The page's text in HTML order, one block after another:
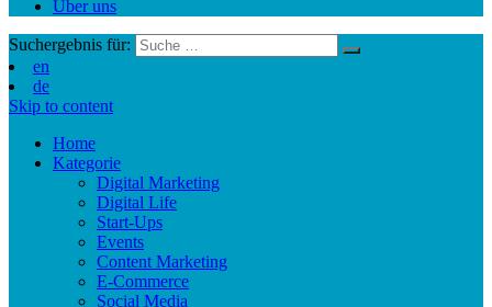
Über uns
Suchergebnis für:
en
de
Skip to content
Home
Kategorie
Digital Marketing
Digital Life
Start-Ups
Events
Content Marketing
E-Commerce
Social Media